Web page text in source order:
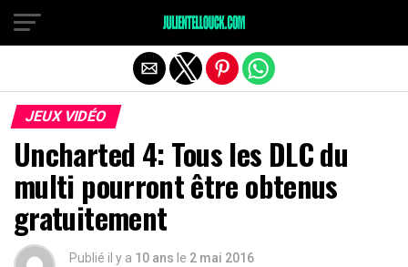
JEUX VIDÉO
Uncharted 4: Tous les DLC du
multi pourront être obtenus
gratuitement
Publié il y a 10 ans le 2 mai 2016